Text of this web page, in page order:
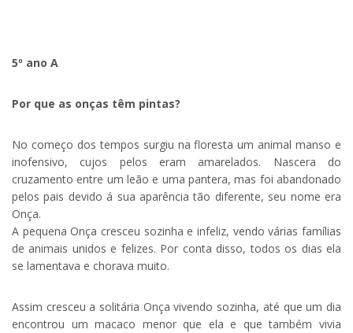
5º ano A
Por que as onças têm pintas?
No começo dos tempos surgiu na floresta um animal manso e
inofensivo, cujos pelos eram amarelados. Nascera do
cruzamento entre um leão e uma pantera, mas foi abandonado
pelos pais devido á sua aparência tão diferente, seu nome era
Onça.
A pequena Onça cresceu sozinha e infeliz, vendo várias famílias
de animais unidos e felizes. Por conta disso, todos os dias ela
se lamentava e chorava muito.
Assim cresceu a solitária Onça vivendo sozinha, até que um dia
encontrou um macaco menor que ela e que também vivia